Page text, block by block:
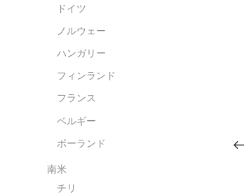
ドイツ
ノルウェー
ハンガリー
フィンランド
フランス
ベルギー
ポーランド
南米
チリ